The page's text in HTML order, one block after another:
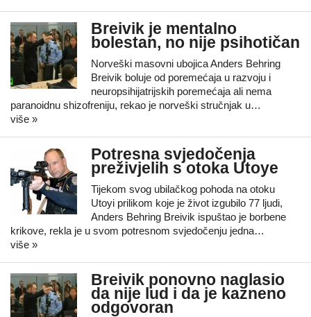
Breivik je mentalno
bolestan, no nije psihotičan
Norveški masovni ubojica Anders Behring
Breivik boluje od poremećaja u razvoju i
neuropsihijatrijskih poremećaja ali nema
paranoidnu shizofreniju, rekao je norveški stručnjak u…
više »
Potresna svjedočenja
preživjelih s otoka Utoye
Tijekom svog ubilačkog pohoda na otoku
Utoyi prilikom koje je život izgubilo 77 ljudi,
Anders Behring Breivik ispuštao je borbene
krikove, rekla je u svom potresnom svjedočenju jedna…
više »
Breivik ponovno naglasio
da nije lud i da je kazneno
odgovoran